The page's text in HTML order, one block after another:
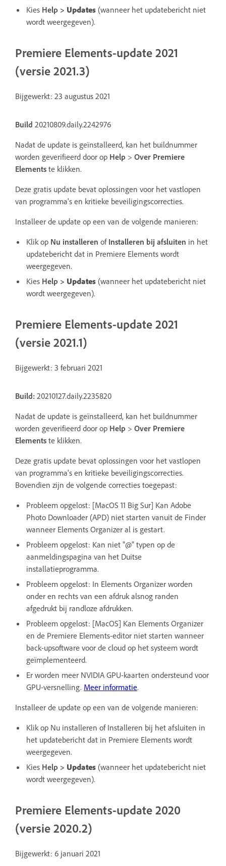
Kies Help > Updates (wanneer het updatebericht niet
wordt weergegeven).
Premiere Elements-update 2021
(versie 2021.3)
Bijgewerkt: 23 augustus 2021
Build 20210809.daily.2242976
Nadat de update is geïnstalleerd, kan het buildnummer
worden geverifieerd door op Help > Over Premiere
Elements te klikken.
Deze gratis update bevat oplossingen voor het vastlopen
van programma's en kritieke beveiligingscorrecties.
Installeer de update op een van de volgende manieren:
Klik op Nu installeren of Installeren bij afsluiten in het
updatebericht dat in Premiere Elements wordt
weergegeven.
Kies Help > Updates (wanneer het updatebericht niet
wordt weergegeven).
Premiere Elements-update 2021
(versie 2021.1)
Bijgewerkt: 3 februari 2021
Build: 20210127.daily.2235820
Nadat de update is geïnstalleerd, kan het buildnummer
worden geverifieerd door op Help > Over Premiere
Elements te klikken.
Deze gratis update bevat oplossingen voor het vastlopen
van programma's en kritieke beveiligingscorrecties.
Bovendien zijn de volgende correcties toegepast:
Probleem opgelost: [MacOS 11 Big Sur] Kan Adobe
Photo Downloader (APD) niet starten vanuit de Finder
wanneer Elements Organizer al is gestart.
Probleem opgelost: Kan niet "@" typen op de
aanmeldingspagina van het Duitse
installatieprogramma.
Probleem opgelost: In Elements Organizer worden
onder en rechts van een afdruk alsnog randen
afgedrukt bij randloze afdrukken.
Probleem opgelost: [MacOS] Kan Elements Organizer
en de Premiere Elements-editor niet starten wanneer
back-upsoftware voor de cloud op het systeem wordt
geïmplementeerd.
Er worden meer NVIDIA GPU-kaarten ondersteund voor
GPU-versnelling. Meer informatie.
Installeer de update op een van de volgende manieren:
Klik op Nu installeren of Installeren bij het afsluiten in
het updatebericht dat in Premiere Elements wordt
weergegeven.
Kies Help > Updates (wanneer het updatebericht niet
wordt weergegeven).
Premiere Elements-update 2020
(versie 2020.2)
Bijgewerkt: 6 januari 2021